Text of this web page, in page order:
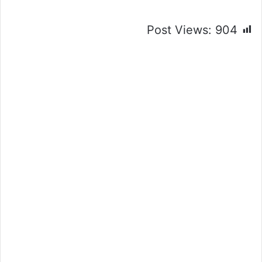
Post Views: 904